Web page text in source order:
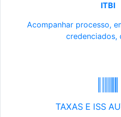
ITBI
Acompanhar processo,
credenciados,
TAXAS E ISS